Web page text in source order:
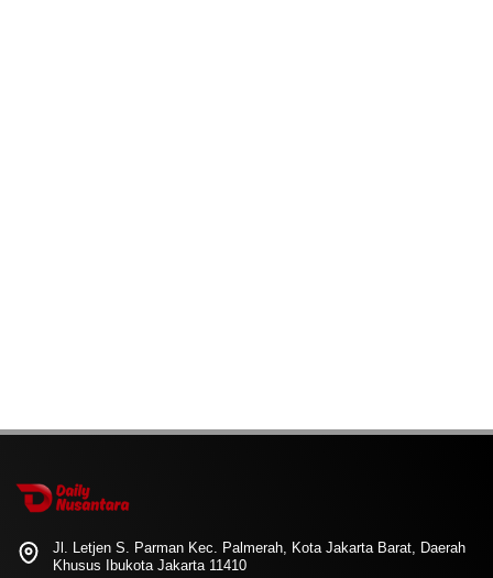
Jl. Letjen S. Parman Kec. Palmerah, Kota Jakarta Barat, Daerah
Khusus Ibukota Jakarta 11410